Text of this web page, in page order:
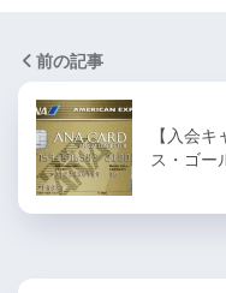
前の記事
【入会
ス・ゴー